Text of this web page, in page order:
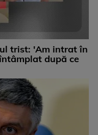
trist: 'Am intrat în
după ce